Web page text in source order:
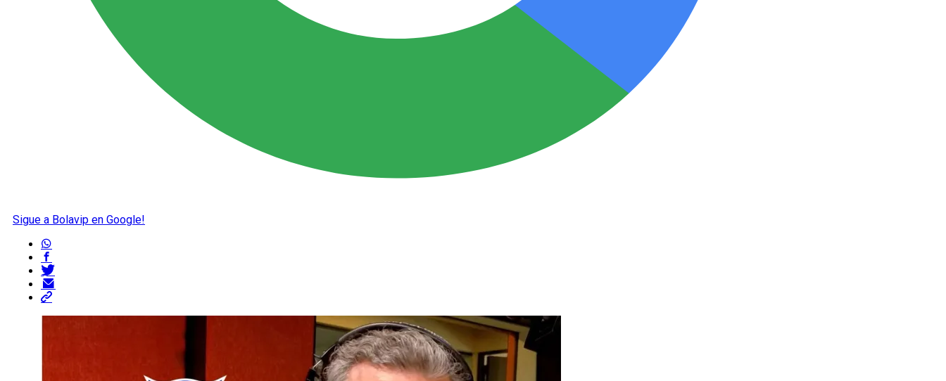
Sigue a Bolavip en Google!